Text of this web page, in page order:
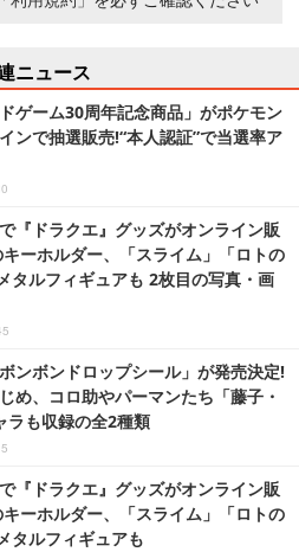
ニュース
ゲーム30周年記念商品」がポケモン
ンで抽選販売!“本人認証”で当選率ア
『ドラクエ』グッズがオンライン販
ーホルダー、「スライム」「ロトの
タルフィギュアも 2枚目の写真・画
ンボンドロップシール」が発売決定!
め、コロ助やパーマンたち「藤子・
ラも収録の全2種類
『ドラクエ』グッズがオンライン販
ーホルダー、「スライム」「ロトの
タルフィギュアも